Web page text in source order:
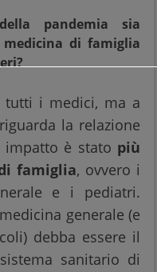
pandemia sia
di famiglia
tutti i medici, ma a
la relazione
impatto è stato più
famiglia, ovvero i
e i pediatri.
generale (e
debba essere il
sanitario di